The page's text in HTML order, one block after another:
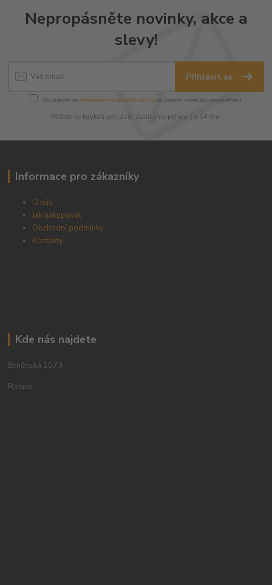
Nepropásněte novinky, akce a
slevy!
Přihlásit se
Souhlasím se zpracováním osobních údajůza účelem rozesílky newsletteru.
Můžete se kdykoli odhlásit. Zasíláme jednou za 14 dní.
Informace pro zákazníky
O nás
Jak nakupovat
Obchodní podmínky
Kontakty
Kde nás najdete
Brněnská 1073
Rosice